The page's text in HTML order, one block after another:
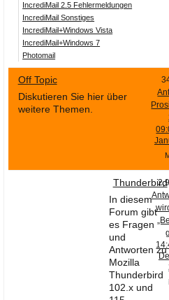
IncrediMail 2.5 Fehlermeldungen
IncrediMail Sonstiges
IncrediMail+Windows Vista
IncrediMail+Windows 7
Photomail
Off Topic
Diskutieren Sie hier über
weitere Themen.
Thunderbird
In diesem
Forum gibt
es Fragen
und
Antworten zu
Mozilla
Thunderbird
102.x und